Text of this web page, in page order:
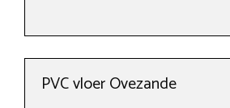
PVC vloer Ovezande